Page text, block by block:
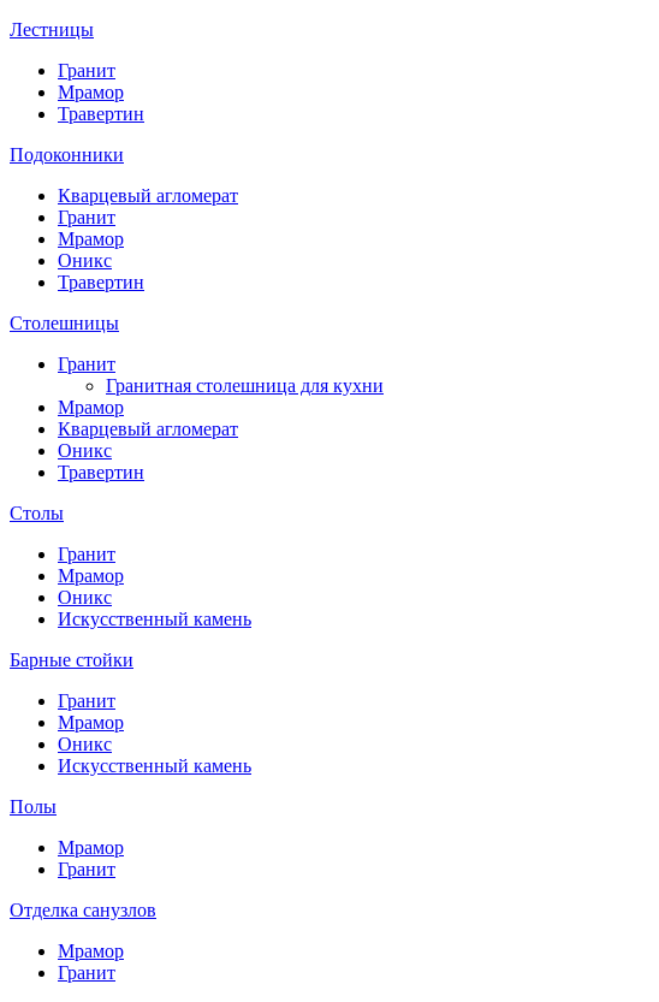
Лестницы
Гранит
Мрамор
Травертин
Подоконники
Кварцевый агломерат
Гранит
Мрамор
Оникс
Травертин
Столешницы
Гранит
Гранитная столешница для кухни
Мрамор
Кварцевый агломерат
Оникс
Травертин
Столы
Гранит
Мрамор
Оникс
Искусственный камень
Барные стойки
Гранит
Мрамор
Оникс
Искусственный камень
Полы
Мрамор
Гранит
Отделка санузлов
Мрамор
Гранит